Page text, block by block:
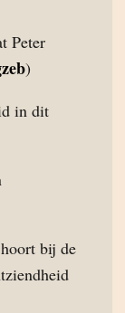
Peter
)
in dit
bij de